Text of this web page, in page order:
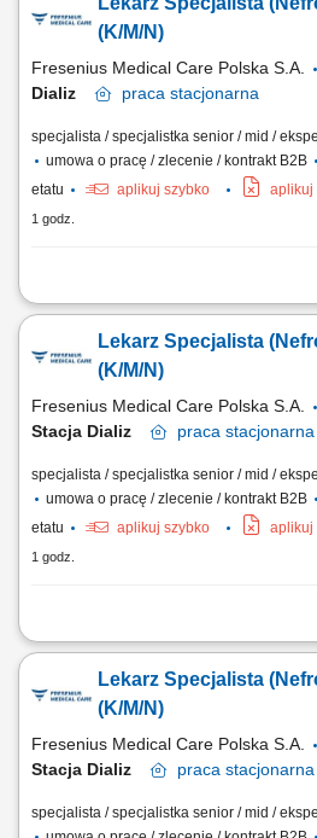
schyłkową niewydolność nerek, aż po
narządowych; Nadzorowanie
(K/M/N)
Fresenius Medical Care Polska S.A.
Dializ
praca stacjonarna
specjalista / specjalistka senior / mid /
umowa o pracę / zlecenie / kontrakt B2B
etatu
aplikuj szybko aplikuj
1 godz.
Zakres obowiązków: Kompleksowa opieka
indywidualnych planów leczenia,
metod leczenia. Prowadzenie diagnostyki,
Lekarz Specjalista
(K/M/N)
Fresenius Medical Care Polska S.A.
Stacja Dializ
praca stacjonarna
specjalista / specjalistka senior / mid /
umowa o pracę / zlecenie / kontrakt B2B
etatu
aplikuj szybko aplikuj
1 godz.
Opis stanowiska: Kompleksowa opieka
schyłkową niewydolność nerek, aż po
narządowych; Nadzorowanie
Lekarz Specjalista
(K/M/N)
Fresenius Medical Care Polska S.A.
Stacja Dializ
praca stacjonarna
specjalista / specjalistka senior / mid /